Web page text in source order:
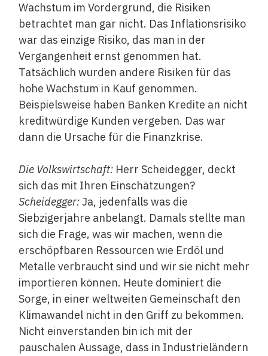
Wachstum im Vordergrund, die Risiken
betrachtet man gar nicht. Das Inflationsrisiko
war das einzige Risiko, das man in der
Vergangenheit ernst genommen hat.
Tatsächlich wurden andere Risiken für das
hohe Wachstum in Kauf genommen.
Beispielsweise haben Banken Kredite an nicht
kreditwürdige Kunden vergeben. Das war
dann die Ursache für die Finanzkrise.
Die Volkswirtschaft:Herr Scheidegger, deckt
sich das mit Ihren Einschätzungen?
Scheidegger:Ja, jedenfalls was die
Siebzigerjahre anbelangt. Damals stellte man
sich die Frage‚ was wir machen, wenn die
erschöpfbaren Ressourcen wie Erdöl und
Metalle verbraucht sind und wir sie nicht mehr
importieren können. Heute dominiert die
Sorge, in einer weltweiten Gemeinschaft den
Klimawandel nicht in den Griff zu bekommen.
Nicht einverstanden bin ich mit der
pauschalen Aussage, dass in Industrieländern